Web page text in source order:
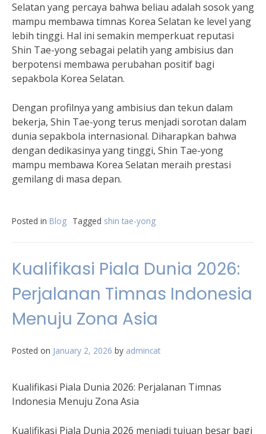
Selatan yang percaya bahwa beliau adalah sosok yang
mampu membawa timnas Korea Selatan ke level yang
lebih tinggi. Hal ini semakin memperkuat reputasi
Shin Tae-yong sebagai pelatih yang ambisius dan
berpotensi membawa perubahan positif bagi
sepakbola Korea Selatan.
Dengan profilnya yang ambisius dan tekun dalam
bekerja, Shin Tae-yong terus menjadi sorotan dalam
dunia sepakbola internasional. Diharapkan bahwa
dengan dedikasinya yang tinggi, Shin Tae-yong
mampu membawa Korea Selatan meraih prestasi
gemilang di masa depan.
Posted in Blog Tagged shin tae-yong
Kualifikasi Piala Dunia 2026:
Perjalanan Timnas Indonesia
Menuju Zona Asia
Posted on January 2, 2026 by admincat
Kualifikasi Piala Dunia 2026: Perjalanan Timnas
Indonesia Menuju Zona Asia
Kualifikasi Piala Dunia 2026 menjadi tujuan besar bagi